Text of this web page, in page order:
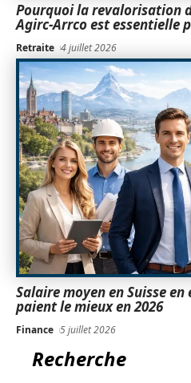
Pourquoi la revalorisation
Agirc-Arrco est essentielle
Retraite 4 juillet 2026
Salaire moyen en Suisse
paient le mieux en 2026
Finance 5 juillet 2026
Recherche